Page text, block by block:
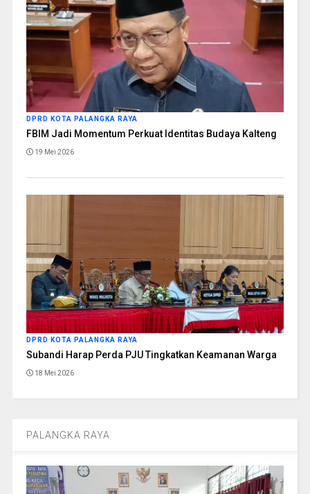
DPRD KOTA PALANGKA RAYA
FBIM Jadi Momentum Perkuat Identitas Budaya Kalteng
19 Mei 2026
DPRD KOTA PALANGKA RAYA
Subandi Harap Perda PJU Tingkatkan Keamanan Warga
18 Mei 2026
PALANGKA RAYA